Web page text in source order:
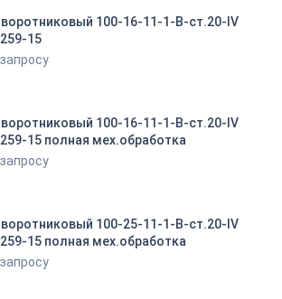
100-16-11-1-B-ст.20-IV
15
100-16-11-1-B-ст.20-IV
15 полная мех.обработка
100-25-11-1-B-ст.20-IV
15 полная мех.обработка